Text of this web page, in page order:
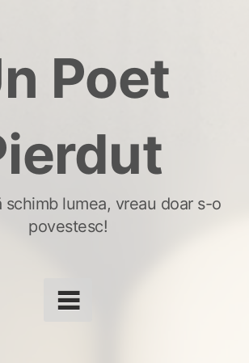
Poet
schimb lumea, vreau doar s-o
povestesc!